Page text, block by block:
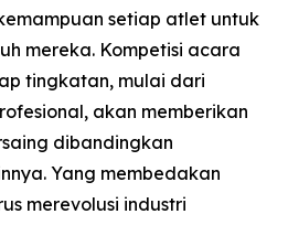
setiap atlet untuk
mereka. Kompetisi acara
tingkatan, mulai dari
akan memberikan
dibandingkan
Yang membedakan
merevolusi industri